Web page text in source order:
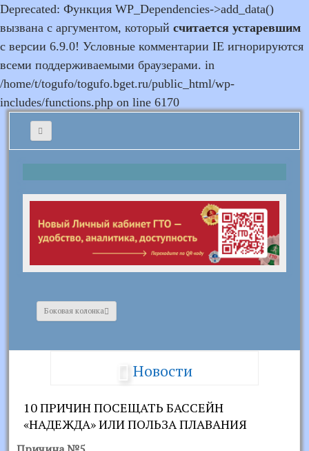
Deprecated: Функция WP_Dependencies->add_data()
вызвана с аргументом, который считается устаревшим
с версии 6.9.0! Условные комментарии IE игнорируются
всеми поддерживаемыми браузерами. in
/home/t/togufo/togufo.bget.ru/public_html/wp-
includes/functions.php on line 6170
Боковая колонка
Новости
10 ПРИЧИН ПОСЕЩАТЬ БАССЕЙН
«НАДЕЖДА» ИЛИ ПОЛЬЗА ПЛАВАНИЯ